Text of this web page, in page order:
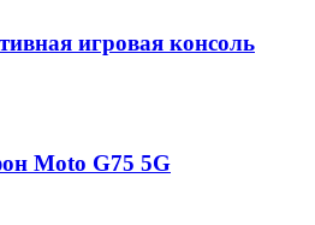
игровая консоль
Moto G75 5G